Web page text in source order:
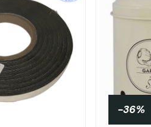
-36%